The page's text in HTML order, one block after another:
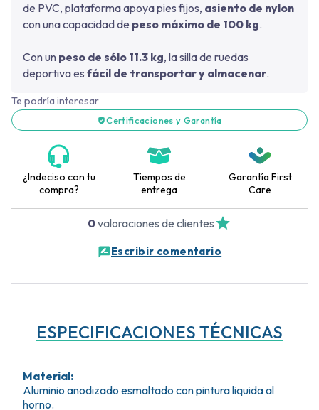
de PVC, plataforma apoya pies fijos, asiento de nylon
con una capacidad de peso máximo de 100 kg.
Con un peso de sólo 11.3 kg, la silla de ruedas
deportiva es fácil de transportar y almacenar.
Te podría interesar
Certificaciones y Garantía
¿Indeciso con tu
compra?
Tiempos de
entrega
Garantía First
Care
0valoraciones de clientes
Escribir comentario
ESPECIFICACIONES TÉCNICAS
Material:
Aluminio anodizado esmaltado con pintura liquida al
horno.